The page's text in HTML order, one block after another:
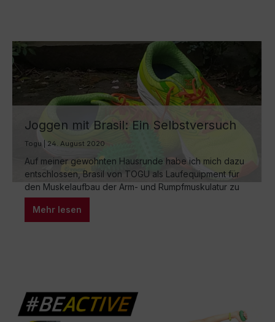
Joggen mit Brasil: Ein Selbstversuch
Togu | 24. August 2020
Auf meiner gewohnten Hausrunde habe ich mich dazu
entschlossen, Brasil von TOGU als Laufequipment für
den Muskelaufbau der Arm- und Rumpfmuskulatur zu
testen. In diesem Selbstversuch möchte ich meine
Erfahrungen teilen. Der Start: Gewöhnungsbedarf und
angenehme Überraschungen Zu Beginn war es
Mehr lesen